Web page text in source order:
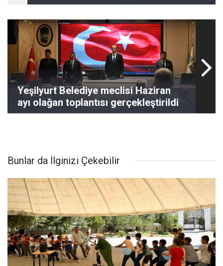
Yeşilyurt Belediye meclisi Haziran
ayı olağan toplantısı gerçekleştirildi
Bunlar da İlginizi Çekebilir